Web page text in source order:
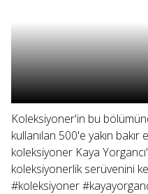
Koleksiyoner'in bu
kullanılan 500'e yakın
koleksiyoner Kaya
koleksiyonerlik serüvenini
#koleksiyoner